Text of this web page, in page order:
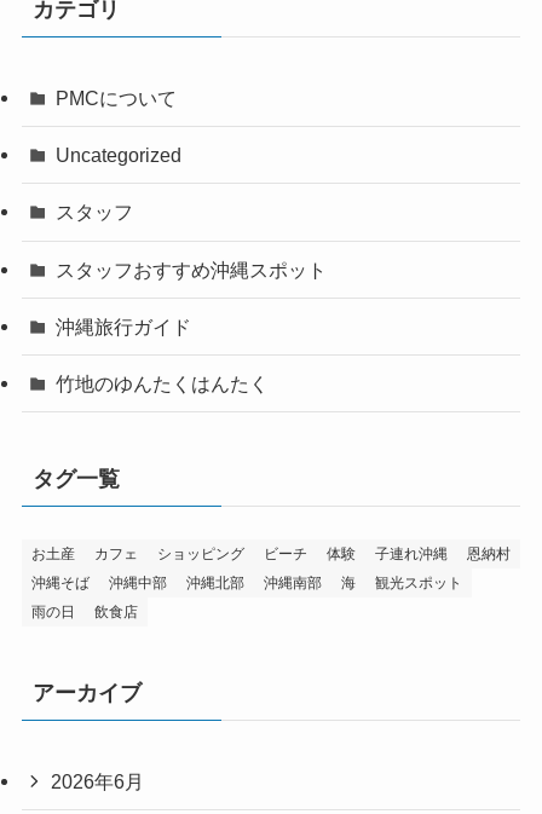
カテゴリ
PMCについて
Uncategorized
スタッフ
スタッフおすすめ沖縄スポット
沖縄旅行ガイド
竹地のゆんたくはんたく
タグ一覧
お土産 カフェ ショッピング ビーチ 体験 子連れ沖縄
恩納村
沖縄そば
沖縄中部 沖縄北部 沖縄南部 海
観光スポット
雨の日
飲食店
アーカイブ
2026年6月